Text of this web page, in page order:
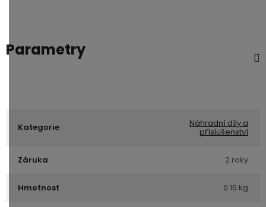
Parametry
Kategorie Náhradní díly a
příslušenství
Záruka 2 roky
Hmotnost 0.15 kg